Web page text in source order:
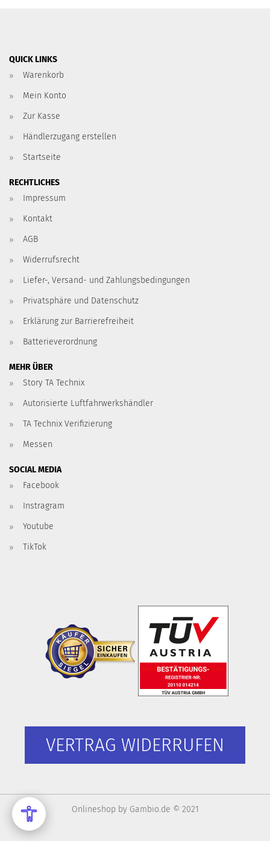
QUICK LINKS
Warenkorb
Mein Konto
Zur Kasse
Händlerzugang erstellen
Startseite
RECHTLICHES
Impressum
Kontakt
AGB
Widerrufsrecht
Liefer-, Versand- und Zahlungsbedingungen
Privatsphäre und Datenschutz
Erklärung zur Barrierefreiheit
Batterieverordnung
MEHR ÜBER
Story TA Technix
Autorisierte Luftfahrwerkshändler
TA Technix Verifizierung
Messen
SOCIAL MEDIA
Facebook
Instragram
Youtube
TikTok
VERTRAG WIDERRUFEN
Onlineshop by Gambio.de © 2021